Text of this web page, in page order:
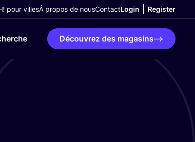
pour villesÁ propos de nousContactLogin Register
Découvrez des magasins